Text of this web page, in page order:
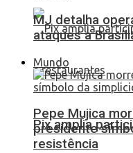
Pix amplia
MJ detalha
ataques a
Mundo
Pepe Mujica
presidente
resistência